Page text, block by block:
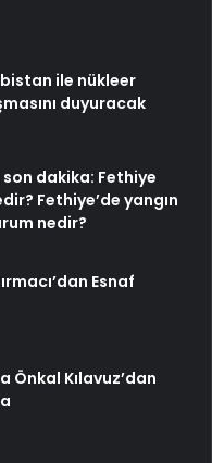
ile nükleer
duyuracak
son dakika: Fethiye
Fethiye’de yangın
nedir?
Esnaf
Önkal Kılavuz’dan